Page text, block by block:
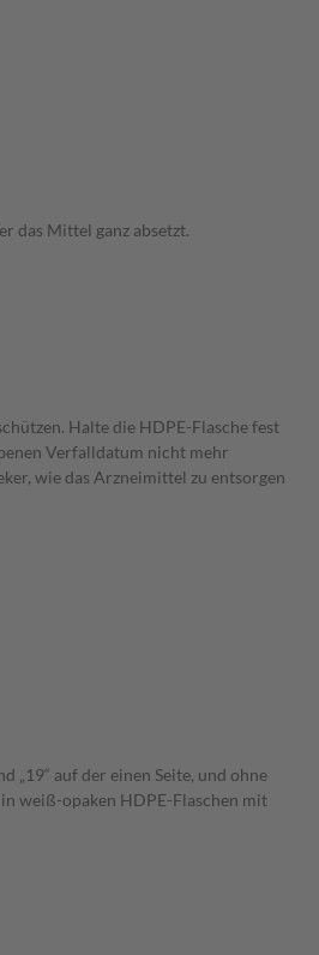
das Mittel ganz absetzt.
Halte die HDPE-Flasche fest
Verfalldatum nicht mehr
wie das Arzneimittel zu entsorgen
„19“ auf der einen Seite, und ohne
weiß-opaken HDPE-Flaschen mit